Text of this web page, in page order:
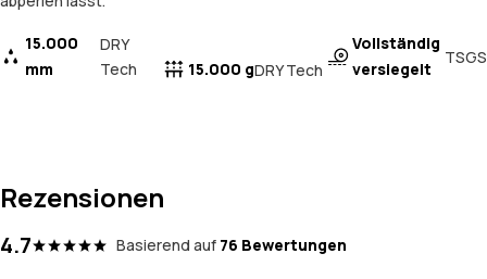
15.000
mm
DRY
Tech
15.000 gDRY Tech
Vollständig
versiegelt
TSGS
Rezensionen
4.7 Basierend auf 76 Bewertungen